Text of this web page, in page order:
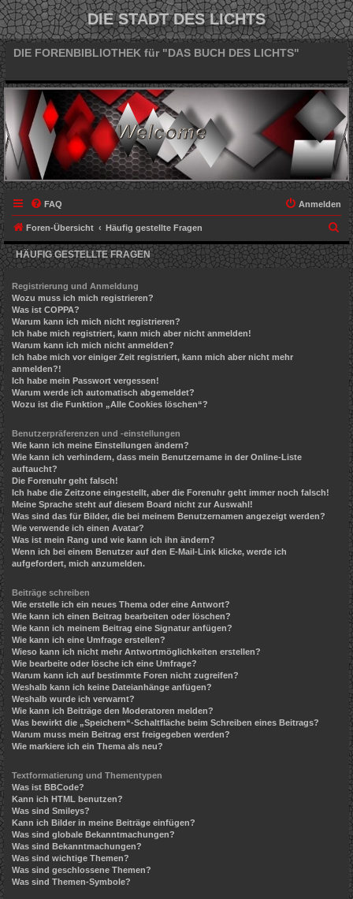
DIE STADT DES LICHTS
DIE FORENBIBLIOTHEK für "DAS BUCH DES LICHTS"
FAQ Anmelden
Foren-Übersicht Häufig gestellte Fragen
u
c
HÄUFIG GESTELLTE FRAGEN
Registrierung und Anmeldung
Wozu muss ich mich registrieren?
Was ist COPPA?
Warum kann ich mich nicht registrieren?
Ich habe mich registriert, kann mich aber nicht anmelden!
Warum kann ich mich nicht anmelden?
Ich habe mich vor einiger Zeit registriert, kann mich aber nicht mehr
anmelden?!
Ich habe mein Passwort vergessen!
Warum werde ich automatisch abgemeldet?
Wozu ist die Funktion „Alle Cookies löschen“?
Benutzerpräferenzen und -einstellungen
Wie kann ich meine Einstellungen ändern?
Wie kann ich verhindern, dass mein Benutzername in der Online-Liste
auftaucht?
Die Forenuhr geht falsch!
Ich habe die Zeitzone eingestellt, aber die Forenuhr geht immer noch falsch!
Meine Sprache steht auf diesem Board nicht zur Auswahl!
Was sind das für Bilder, die bei meinem Benutzernamen angezeigt werden?
Wie verwende ich einen Avatar?
Was ist mein Rang und wie kann ich ihn ändern?
Wenn ich bei einem Benutzer auf den E-Mail-Link klicke, werde ich
aufgefordert, mich anzumelden.
Beiträge schreiben
Wie erstelle ich ein neues Thema oder eine Antwort?
Wie kann ich einen Beitrag bearbeiten oder löschen?
Wie kann ich meinem Beitrag eine Signatur anfügen?
Wie kann ich eine Umfrage erstellen?
Wieso kann ich nicht mehr Antwortmöglichkeiten erstellen?
Wie bearbeite oder lösche ich eine Umfrage?
Warum kann ich auf bestimmte Foren nicht zugreifen?
Weshalb kann ich keine Dateianhänge anfügen?
Weshalb wurde ich verwarnt?
Wie kann ich Beiträge den Moderatoren melden?
Was bewirkt die „Speichern“-Schaltfläche beim Schreiben eines Beitrags?
Warum muss mein Beitrag erst freigegeben werden?
Wie markiere ich ein Thema als neu?
Textformatierung und Thementypen
Was ist BBCode?
Kann ich HTML benutzen?
Was sind Smileys?
Kann ich Bilder in meine Beiträge einfügen?
Was sind globale Bekanntmachungen?
Was sind Bekanntmachungen?
Was sind wichtige Themen?
Was sind geschlossene Themen?
Was sind Themen-Symbole?